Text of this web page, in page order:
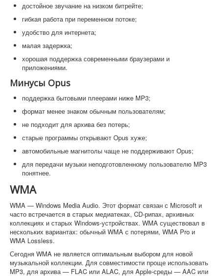
достойное звучание на низком битрейте;
гибкая работа при переменном потоке;
удобство для интернета;
малая задержка;
хорошая поддержка современными браузерами и
приложениями.
Минусы Opus
поддержка бытовыми плеерами ниже MP3;
формат менее знаком обычным пользователям;
не подходит для архива без потерь;
старые программы открывают Opus хуже;
автомобильные магнитолы чаще не поддерживают Opus;
для передачи музыки неподготовленному пользователю MP3
понятнее.
WMA
WMA — Windows Media Audio. Этот формат связан с Microsoft и
часто встречается в старых медиатеках, CD-рипах, архивных
коллекциях и старых Windows-устройствах. WMA существовал в
нескольких вариантах: обычный WMA с потерями, WMA Pro и
WMA Lossless.
Сегодня WMA не является оптимальным выбором для новой
музыкальной коллекции. Для совместимости проще использовать
MP3, для архива — FLAC или ALAC, для Apple-среды — AAC или